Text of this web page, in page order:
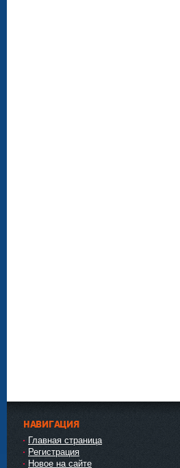
НАВИГАЦИЯ
Главная страница
Регистрация
Новое на сайте